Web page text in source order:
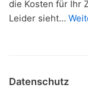
die Kosten für Ihr
Leider sieht…
Datenschutz